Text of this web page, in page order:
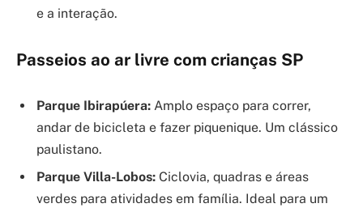
e a interação.
Passeios ao ar livre com crianças SP
Parque Ibirapúera: Amplo espaço para correr,
andar de bicicleta e fazer piquenique. Um clássico
paulistano.
Parque Villa-Lobos: Ciclovia, quadras e áreas
verdes para atividades em família. Ideal para um